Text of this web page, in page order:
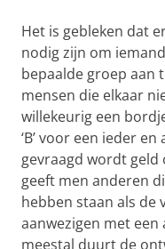
Het is gebleken dat
nodig zijn om
bepaalde groep aan
mensen die elkaar
willekeurig een
‘B’ voor een ieder
gevraagd wordt geld
geeft men anderen
hebben staan als de
aanwezigen met
meestal duurt de